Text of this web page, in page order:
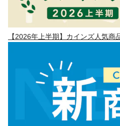
【2026年上半期】カインズ人気商